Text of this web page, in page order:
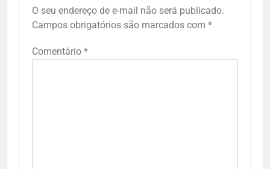
O seu endereço de e-mail não será publicado.
Campos obrigatórios são marcados com *
Comentário *